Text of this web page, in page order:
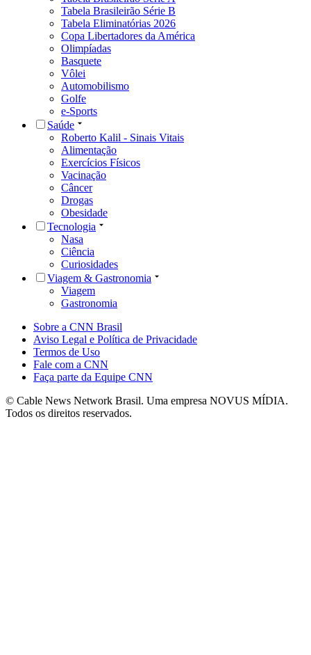
Tabela Brasileirão Série B
Tabela Eliminatórias 2026
Copa Libertadores da América
Olimpíadas
Basquete
Vôlei
Automobilismo
Golfe
e-Sports
Saúde
Roberto Kalil - Sinais Vitais
Alimentação
Exercícios Físicos
Vacinação
Câncer
Drogas
Obesidade
Tecnologia
Nasa
Ciência
Curiosidades
Viagem & Gastronomia
Viagem
Gastronomia
Sobre a CNN Brasil
Aviso Legal e Política de Privacidade
Termos de Uso
Fale com a CNN
Faça parte da Equipe CNN
© Cable News Network Brasil. Uma empresa NOVUS MÍDIA.
Todos os direitos reservados.